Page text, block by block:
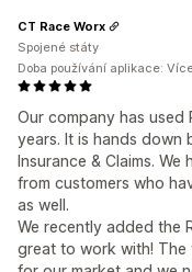
Our company has used
years. It is hands down
Insurance & Claims.
from customers who
as well.
We recently added the
great to work with! The
CT Race Worx
Spojené státy
Doba používání aplikace: